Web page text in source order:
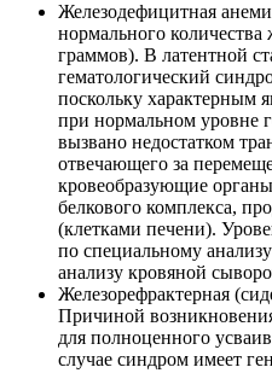
Железодефицитная
нормального количества
граммов). В латентной
гематологический
поскольку характерным
при нормальном уровне
вызвано недостатком
отвечающего за
кровеобразующие
белкового комплекса,
(клетками печени).
по специальному
анализу кровяной
Железорефрактерная
Причиной
для полноценного
случае синдром имеет